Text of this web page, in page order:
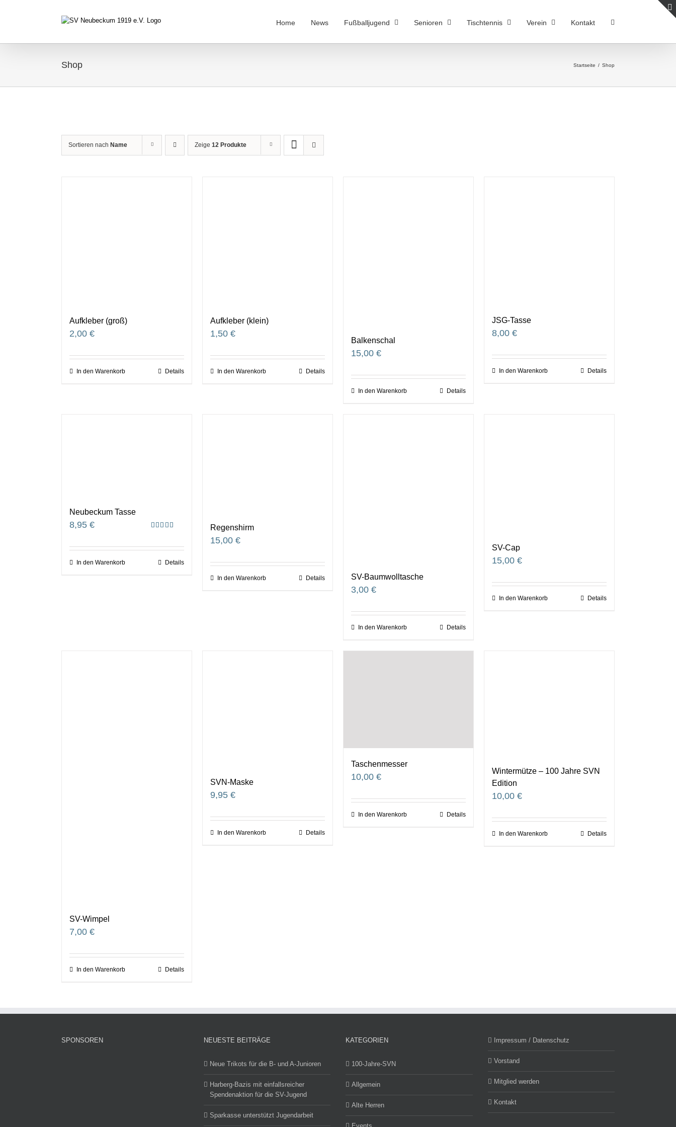
Home News Fußballjugend Senioren Tischtennis Verein Kontakt
Shop Startseite / Shop
Sortieren nach Name Zeige 12 Produkte
Aufkleber (groß)
2,00 €
In den Warenkorb Details
Aufkleber (klein)
1,50 €
In den Warenkorb Details
Balkenschal
15,00 €
In den Warenkorb Details
JSG-Tasse
8,00 €
In den Warenkorb Details
Neubeckum Tasse
von 5
8,95 €
In den Warenkorb Details
Regenshirm
15,00 €
In den Warenkorb Details SV-Baumwolltasche
3,00 €
In den Warenkorb Details
SV-Cap
15,00 €
In den Warenkorb Details
SV-Wimpel
7,00 €
In den Warenkorb Details
SVN-Maske
9,95 €
In den Warenkorb Details
Taschenmesser
10,00 €
In den Warenkorb Details
Wintermütze – 100 Jahre SVN
Edition
10,00 €
In den Warenkorb Details
SPONSOREN NEUESTE BEITRÄGE
Neue Trikots für die B- und A-Junioren
Harberg-Bazis mit einfallsreicher
Spendenaktion für die SV-Jugend
Sparkasse unterstützt Jugendarbeit
KATEGORIEN
100-Jahre-SVN
Allgemein
Alte Herren
Impressum / Datenschutz
Vorstand
Mitglied werden
Kontakt